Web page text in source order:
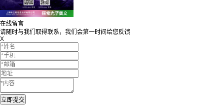
在线留言
请随时与我们取得联系，我们会第一时间给您反馈
X